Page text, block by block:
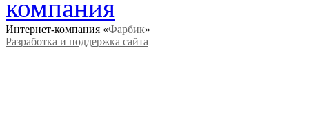
Интернет-компания «Фарбик»
Разработка и поддержка сайта